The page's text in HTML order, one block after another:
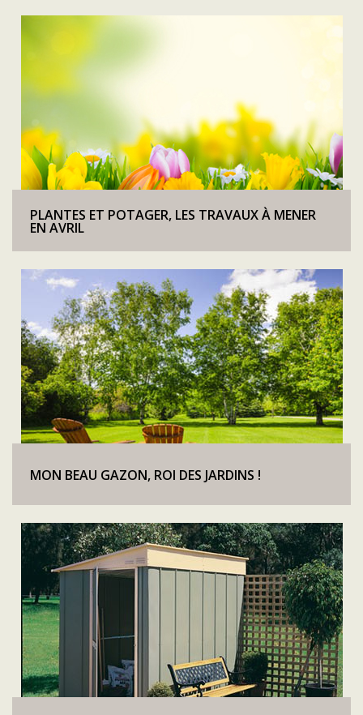
PLANTES ET POTAGER, LES TRAVAUX À MENER
EN AVRIL
MON BEAU GAZON, ROI DES JARDINS !